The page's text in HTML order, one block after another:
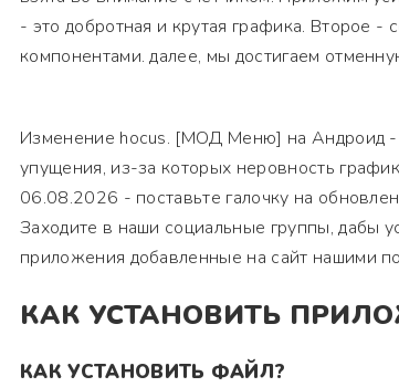
- это добротная и крутая графика. Второе
компонентами. далее, мы достигаем
Изменение hocus. [МОД Меню] на Андроид -
упущения, из-за которых неровность
06.08.2026 - поставьте галочку на
Заходите в наши социальные группы, дабы
приложения добавленные на сайт нашими
КАК УСТАНОВИТЬ
КАК УСТАНОВИТЬ ФАЙЛ?